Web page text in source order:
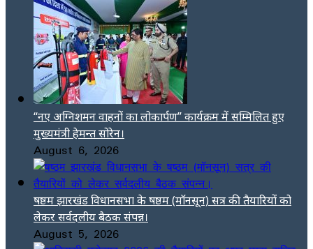
“नए अग्निशमन वाहनों का लोकार्पण” कार्यक्रम में सम्मिलित हुए
मुख्यमंत्री हेमन्त सोरेन।
August 6, 2026
षष्ठम झारखंड विधानसभा के षष्ठम (मॉनसून) सत्र की तैयारियों को
लेकर सर्वदलीय बैठक संपन्न।
August 5, 2026